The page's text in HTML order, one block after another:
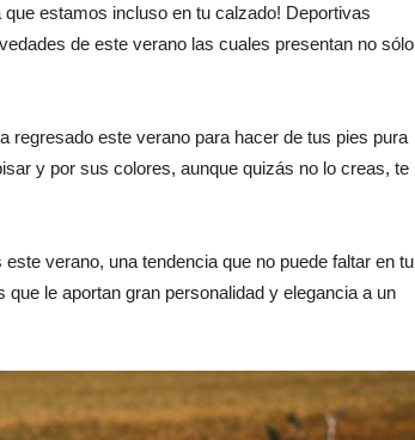
que estamos incluso en tu calzado! Deportivas
de este verano las cuales presentan no sólo
regresado este verano para hacer de tus pies pura
y por sus colores, aunque quizás no lo creas, te
verano, una tendencia que no puede faltar en tu
le aportan gran personalidad y elegancia a un